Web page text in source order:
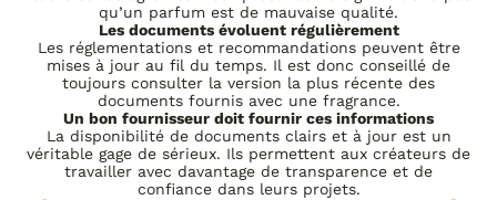
qu’un parfum est de mauvaise qualité.
Les documents évoluent régulièrement
Les réglementations et recommandations peuvent être
mises à jour au fil du temps. Il est donc conseillé de
toujours consulter la version la plus récente des
documents fournis avec une fragrance.
Un bon fournisseur doit fournir ces informations
La disponibilité de documents clairs et à jour est un
véritable gage de sérieux. Ils permettent aux créateurs de
travailler avec davantage de transparence et de
confiance dans leurs projets.